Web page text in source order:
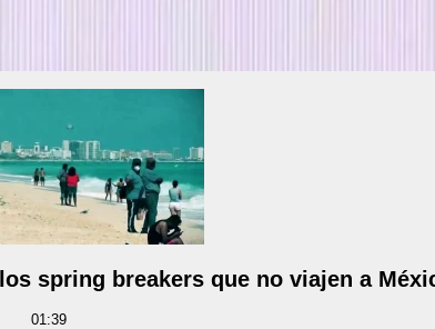
spring breakers que no viajen a
01:39